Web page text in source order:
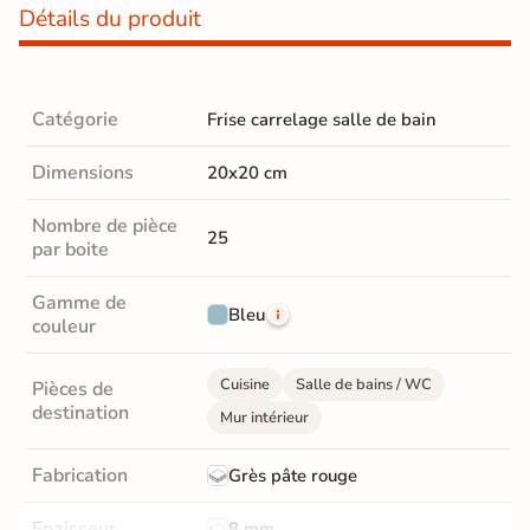
Détails du produit
Catégorie Frise carrelage salle de bain
Dimensions 20x20 cm
Nombre de pièce
par boite
25
Gamme de
couleur
Bleu
Pièces de
destination
Cuisine
Salle de bains / WC
Mur intérieur
Fabrication Grès pâte rouge